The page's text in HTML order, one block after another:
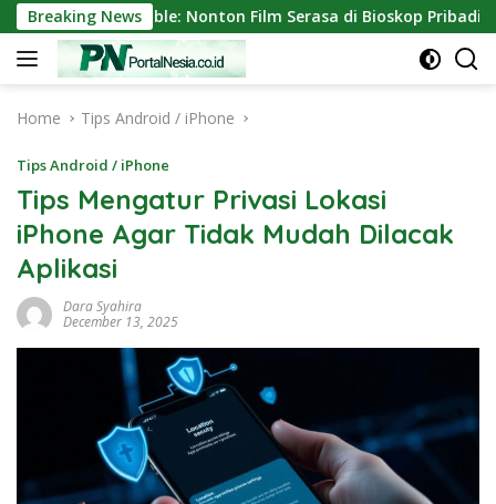
Skip
to
content
Breaking News
Portable: Nonton Film Serasa di Bioskop Pribadi Rumah
Home Tips Android / iPhone
Tips Android / iPhone
Tips Mengatur Privasi Lokasi
iPhone Agar Tidak Mudah Dilacak
Aplikasi
Dara Syahira
December 13, 2025